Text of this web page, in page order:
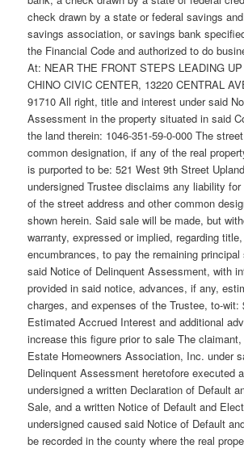
check drawn by a state or federal savings
savings association, or savings bank
the Financial Code and authorized to do
At: NEAR THE FRONT STEPS LEADING
CHINO CIVIC CENTER, 13220 CENTRAL
91710 All right, title and interest under said
Assessment in the property situated in said
the land therein: 1046-351-59-0-000 The
common designation, if any of the real
is purported to be: 521 West 9th Street
undersigned Trustee disclaims any liability
of the street address and other common
shown herein. Said sale will be made, but
warranty, expressed or implied, regarding
encumbrances, to pay the remaining principal
said Notice of Delinquent Assessment, with
provided in said notice, advances, if any,
charges, and expenses of the Trustee, to-wit:
Estimated Accrued Interest and additional
increase this figure prior to sale The
Estate Homeowners Association, Inc. under
Delinquent Assessment heretofore executed
undersigned a written Declaration of Default
Sale, and a written Notice of Default and
undersigned caused said Notice of Default
be recorded in the county where the real